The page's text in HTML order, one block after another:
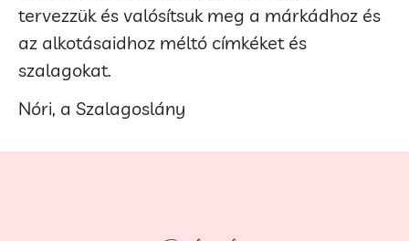
tervezzük és valósítsuk meg a márkádhoz és
az alkotásaidhoz méltó címkéket és
szalagokat.
Nóri, a Szalagoslány